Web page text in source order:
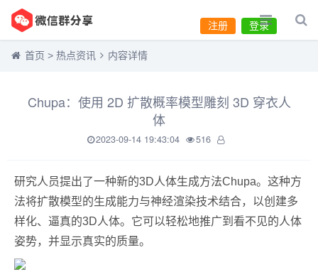
登录
注册
首页 > 热点资讯 内容详情
Chupa：使用 2D 扩散概率模型雕刻 3D 穿衣人
体
2023-09-14 19:43:04 516
研究人员提出了一种新的3D人体生成方法Chupa。这种方
法将扩散模型的生成能力与神经渲染技术结合，以创建多
样化、逼真的3D人体。它可以轻松地推广到看不见的人体
姿势，并显示真实的质量。